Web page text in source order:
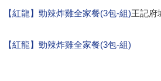
【紅龍】勁辣炸雞全家餐(3包-組)王記府
【紅龍】勁辣炸雞全家餐(3包-組)